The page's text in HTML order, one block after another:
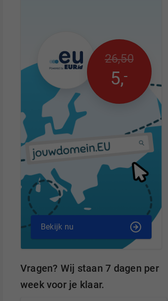
26,50
5,-
Bekijk nu
Vragen? Wij staan 7 dagen per
week voor je klaar.